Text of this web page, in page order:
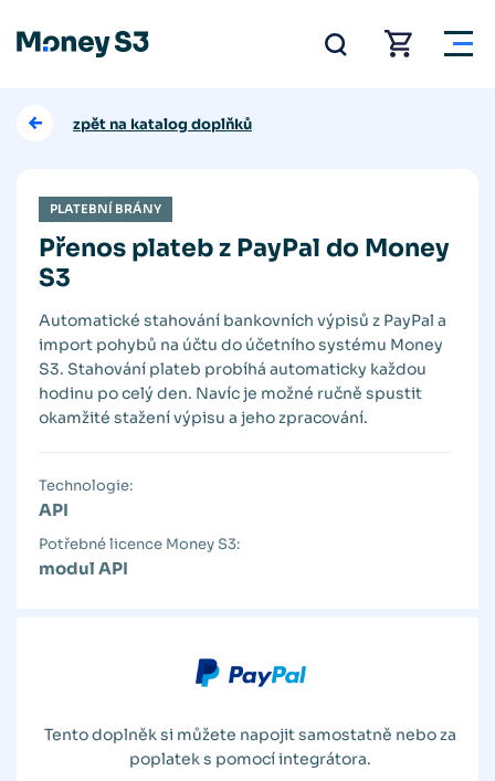
zpět na katalog doplňků
PLATEBNÍ BRÁNY
Přenos plateb z PayPal do Money
S3
Automatické stahování bankovních výpisů z PayPal a
import pohybů na účtu do účetního systému Money
S3. Stahování plateb probíhá automaticky každou
hodinu po celý den. Navíc je možné ručně spustit
okamžité stažení výpisu a jeho zpracování.
Technologie:
API
Potřebné licence Money S3:
modul API
Tento doplněk si můžete napojit samostatně nebo za
poplatek s pomocí integrátora.